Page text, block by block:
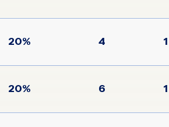
1
4
20%
1
6
20%